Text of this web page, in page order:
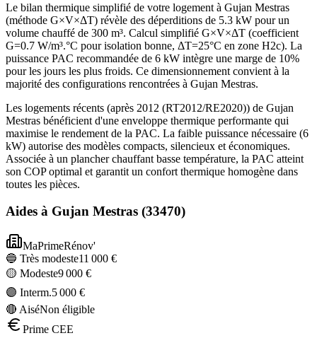
Le bilan thermique simplifié de votre logement à Gujan Mestras
(méthode G×V×ΔT) révèle des déperditions de 5.3 kW pour un
volume chauffé de 300 m³. Calcul simplifié G×V×ΔT (coefficient
G=0.7 W/m³.°C pour isolation bonne, ΔT=25°C en zone H2c). La
puissance PAC recommandée de 6 kW intègre une marge de 10%
pour les jours les plus froids. Ce dimensionnement convient à la
majorité des configurations rencontrées à Gujan Mestras.
Les logements récents (après 2012 (RT2012/RE2020)) de Gujan
Mestras bénéficient d'une enveloppe thermique performante qui
maximise le rendement de la PAC. La faible puissance nécessaire (6
kW) autorise des modèles compacts, silencieux et économiques.
Associée à un plancher chauffant basse température, la PAC atteint
son COP optimal et garantit un confort thermique homogène dans
toutes les pièces.
Aides à Gujan Mestras (33470)
MaPrimeRénov'
🔵 Très modeste11 000 €
🟡 Modeste9 000 €
🟣 Interm.5 000 €
🔴 AiséNon éligible
Prime CEE